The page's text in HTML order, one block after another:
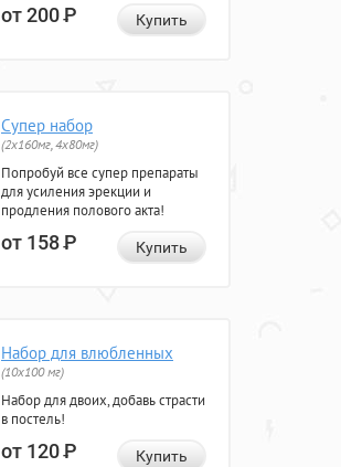
от 200Р Купить
Супер набор
(2х160мг, 4х80мг)
Попробуй все супер препараты
для усиления эрекции и
продления полового акта!
от 158Р Купить
Набор для влюбленных
(10х100 мг)
Набор для двоих, добавь страсти
в постель!
от 120Р Купить